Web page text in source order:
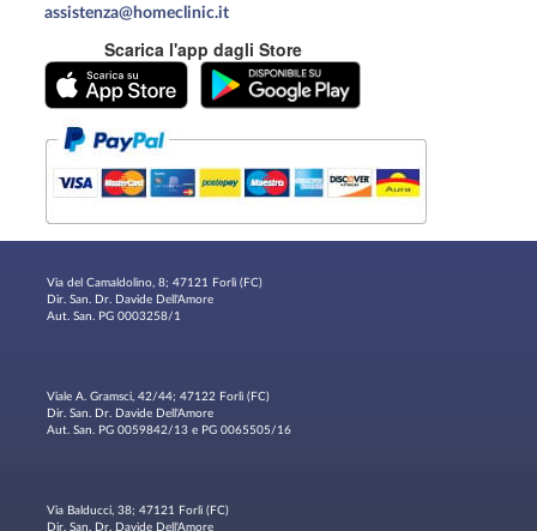
assistenza@homeclinic.it
Scarica l'app dagli Store
Via del Camaldolino, 8; 47121 Forlì (FC)
Dir. San. Dr. Davide Dell'Amore
Aut. San. PG 0003258/1
Viale A. Gramsci, 42/44; 47122 Forlì (FC)
Dir. San. Dr. Davide Dell'Amore
Aut. San. PG 0059842/13 e PG 0065505/16
Via Balducci, 38; 47121 Forlì (FC)
Dir. San. Dr. Davide Dell'Amore